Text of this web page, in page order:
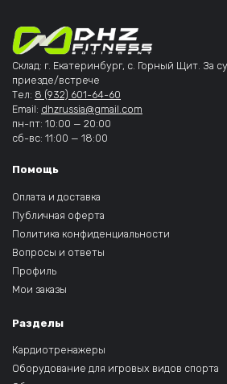
Склад: г. Екатеринбург, с. Горный Щит. За
приезде/встрече
Тел: 8 (932) 601-64-60
Email: dhzrussia@gmail.com
пн-пт: 10:00 — 20:00
сб-вс: 11:00 — 18:00
Помощь
Оплата и доставка
Публичная оферта
Политика конфиденциальности
Вопросы и ответы
Профиль
Мои заказы
Разделы
Кардиотренажеры
Оборудование для игровых видов спорта